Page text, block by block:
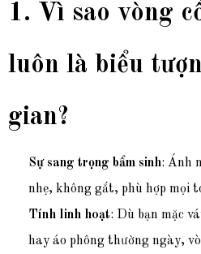
1. Vì sao vòng
luôn là biểu
gian?
Sự sang trọng bẩm sinh: Ánh
nhẹ, không gắt, phù hợp mọi
Tính linh hoạt: Dù bạn mặc
hay áo phông thường ngày,